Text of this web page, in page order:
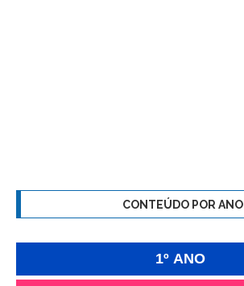
CONTEÚDO POR ANO
1º ANO